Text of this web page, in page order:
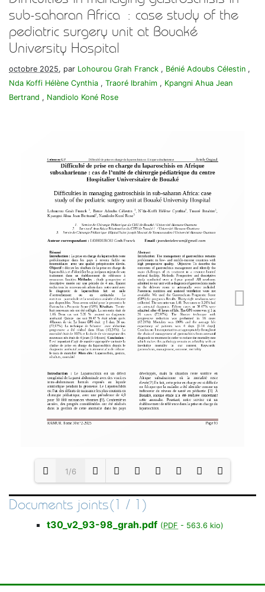
sub-saharan Africa : case study of the
pediatric surgery unit at Bouaké
University Hospital
octobre 2025, par Lohourou Grah Franck , Bénié Adoubs Célestin ,
Nda Koffi Hélène Cynthia , Traoré Ibrahim , Kpangni Ahua Jean
Bertrand , Nandiolo Koné Rose
Loading PDF 100% ...
1/6
Documents joints(1 / 1)
t30_v2_93-98_grah.pdf (PDF - 563.6 kio)